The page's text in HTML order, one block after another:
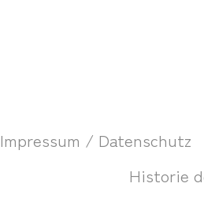
Impressum / Datenschutz
Historie